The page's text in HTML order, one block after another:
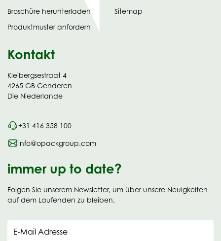
Broschüre herunterladen
in
new
Produktmuster anfordern
Sitemap
Kontakt
Kleibergsestraat 4
4265 GB Genderen
Die Niederlande
+31 416 358 100
info@opackgroup.com
immer up to date?
Folgen Sie unserem Newsletter, um über unsere Neuigkeiten
auf dem Laufenden zu bleiben.
E-Mail Adresse